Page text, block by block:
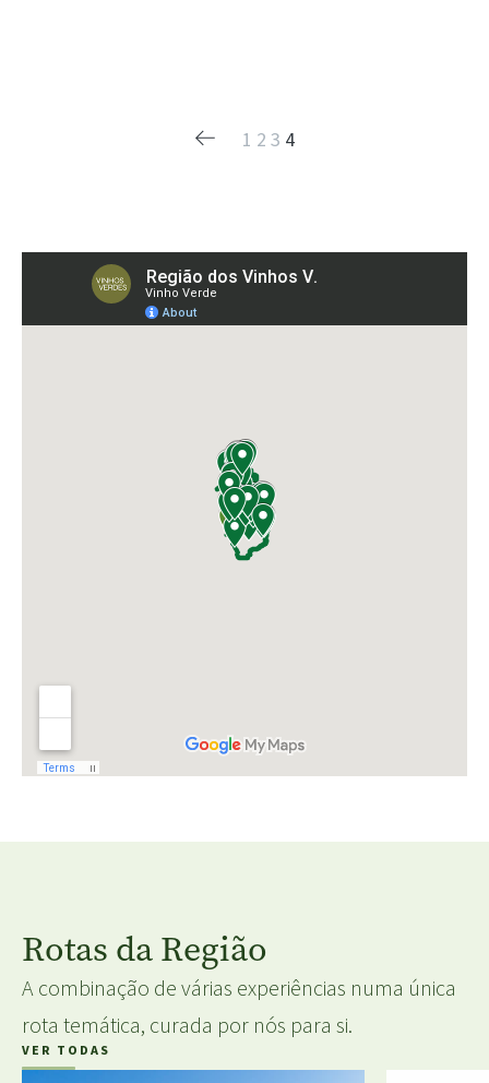
1 2 3 4
Rotas da Região
A combinação de várias experiências numa única
rota temática, curada por nós para si.
VER TODAS